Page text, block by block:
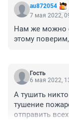
au872054
7 мая 2022,
Нам же можно
этому
Гость
6 мая 2022,
А тушить
тушение
отправить